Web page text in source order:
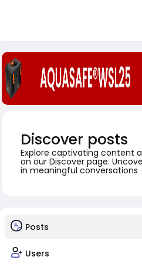
Discover posts
Explore captivating content
on our Discover page.
in meaningful conversations
Posts
Users